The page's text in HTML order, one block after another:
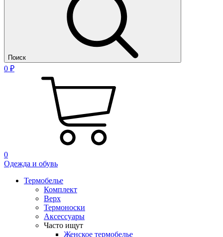
Поиск
0 ₽
0
Одежда и обувь
Термобелье
Комплект
Верх
Термоноски
Аксессуары
Часто ищут
Женское термобелье